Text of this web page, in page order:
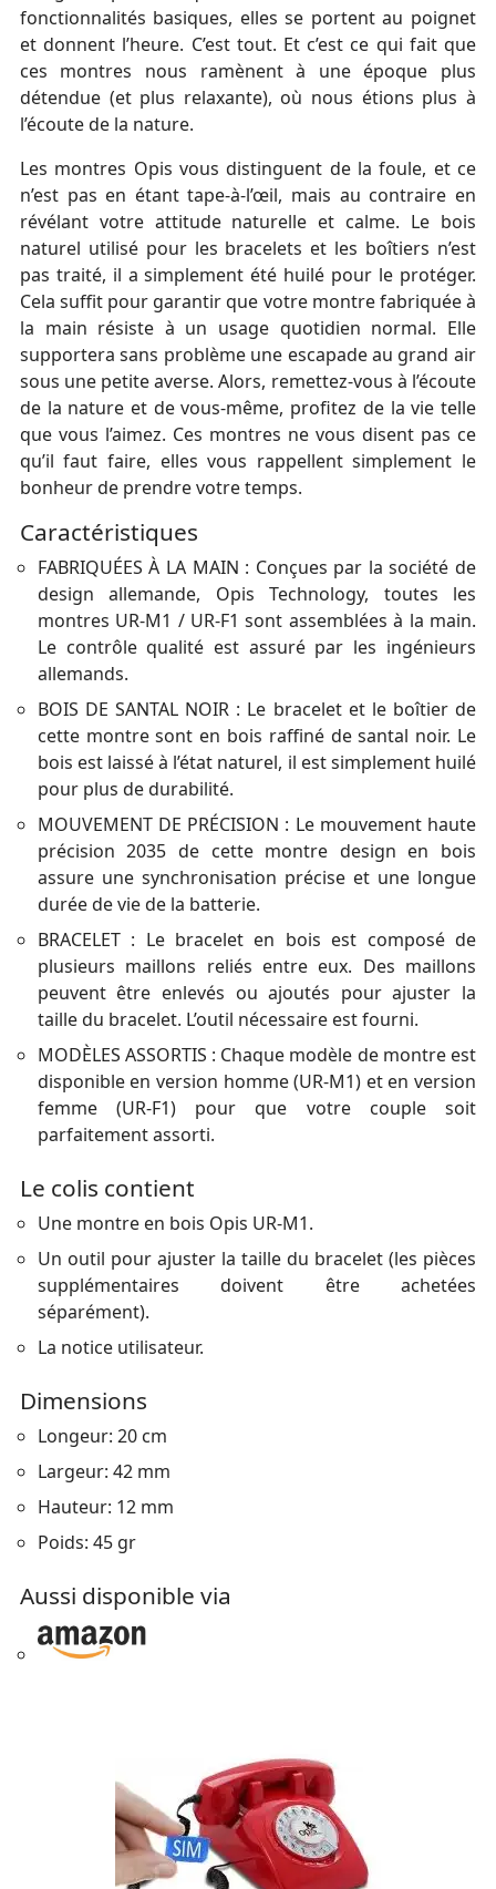
fonctionnalités basiques, elles se portent au poignet
et donnent l’heure. C’est tout. Et c’est ce qui fait que
ces montres nous ramènent à une époque plus
détendue (et plus relaxante), où nous étions plus à
l’écoute de la nature.
Les montres Opis vous distinguent de la foule, et ce
n’est pas en étant tape-à-l’œil, mais au contraire en
révélant votre attitude naturelle et calme. Le bois
naturel utilisé pour les bracelets et les boîtiers n’est
pas traité, il a simplement été huilé pour le protéger.
Cela suffit pour garantir que votre montre fabriquée à
la main résiste à un usage quotidien normal. Elle
supportera sans problème une escapade au grand air
sous une petite averse. Alors, remettez-vous à l’écoute
de la nature et de vous-même, profitez de la vie telle
que vous l’aimez. Ces montres ne vous disent pas ce
qu’il faut faire, elles vous rappellent simplement le
bonheur de prendre votre temps.
Caractéristiques
FABRIQUÉES À LA MAIN : Conçues par la société de
design allemande, Opis Technology, toutes les
montres UR-M1 / UR-F1 sont assemblées à la main.
Le contrôle qualité est assuré par les ingénieurs
allemands.
BOIS DE SANTAL NOIR : Le bracelet et le boîtier de
cette montre sont en bois raffiné de santal noir. Le
bois est laissé à l’état naturel, il est simplement huilé
pour plus de durabilité.
MOUVEMENT DE PRÉCISION : Le mouvement haute
précision 2035 de cette montre design en bois
assure une synchronisation précise et une longue
durée de vie de la batterie.
BRACELET : Le bracelet en bois est composé de
plusieurs maillons reliés entre eux. Des maillons
peuvent être enlevés ou ajoutés pour ajuster la
taille du bracelet. L’outil nécessaire est fourni.
MODÈLES ASSORTIS : Chaque modèle de montre est
disponible en version homme (UR-M1) et en version
femme (UR-F1) pour que votre couple soit
parfaitement assorti.
Le colis contient
Une montre en bois Opis UR-M1.
Un outil pour ajuster la taille du bracelet (les pièces
supplémentaires doivent être achetées
séparément).
La notice utilisateur.
Dimensions
Longeur: 20 cm
Largeur: 42 mm
Hauteur: 12 mm
Poids: 45 gr
Aussi disponible via